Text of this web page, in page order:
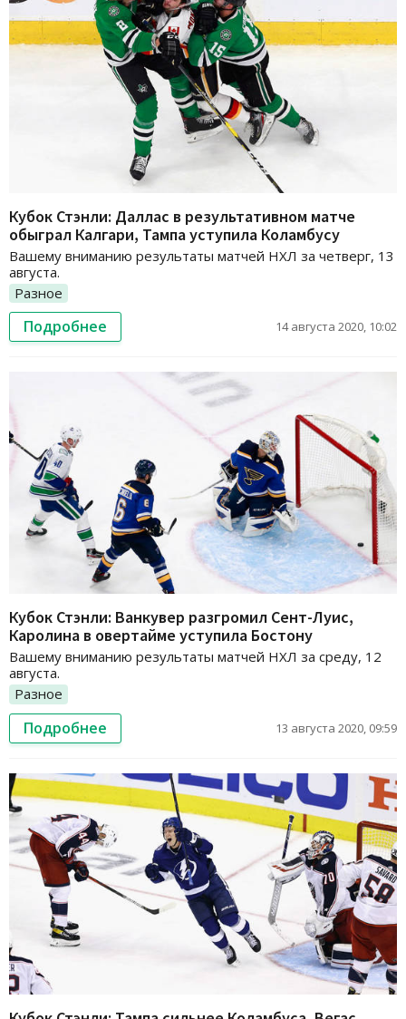
Кубок Стэнли: Даллас в результативном матче
обыграл Калгари, Тампа уступила Коламбусу
Вашему вниманию результаты матчей НХЛ за четверг, 13
августа.
Разное
Подробнее 14 августа 2020, 10:02
Кубок Стэнли: Ванкувер разгромил Сент-Луис,
Каролина в овертайме уступила Бостону
Вашему вниманию результаты матчей НХЛ за среду, 12
августа.
Разное
Подробнее 13 августа 2020, 09:59